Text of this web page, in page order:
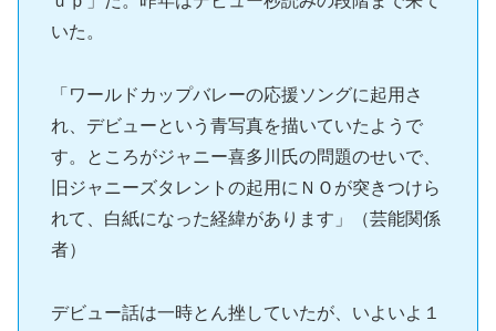
いた。
「ワールドカップバレーの応援ソングに起用さ
れ、デビューという青写真を描いていたようで
す。ところがジャニー喜多川氏の問題のせいで、
旧ジャニーズタレントの起用にＮＯが突きつけら
れて、白紙になった経緯があります」（芸能関係
者）
デビュー話は一時とん挫していたが、いよいよ１